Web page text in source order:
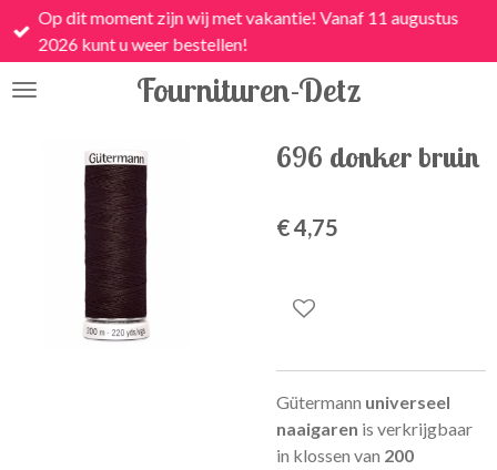
Ga
direct
de
Fournituren-Detz
Op dit moment zijn wij met vakantie! Vanaf 11 augustus
2026 kunt u weer bestellen!
696 donker bruin
€ 4,75
Gütermann universeel
naaigaren is verkrijgbaar
in klossen van 200